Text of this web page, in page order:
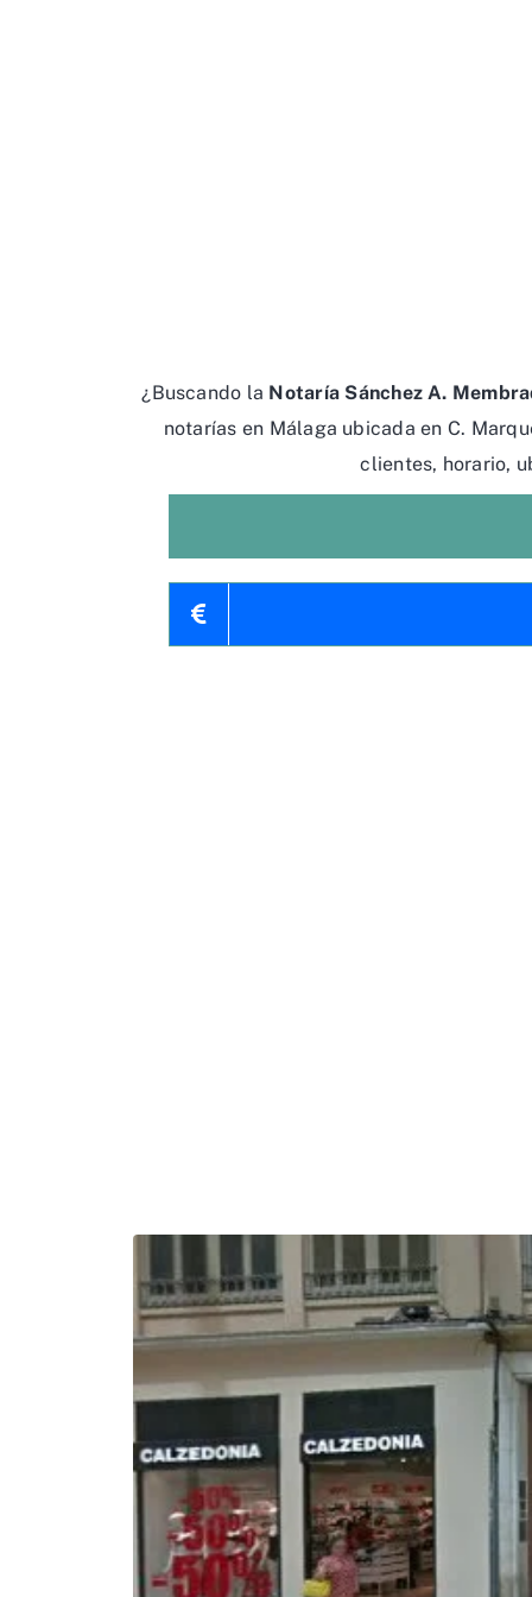
¿Buscando la Notaría Sánchez A.
notarías en Málaga ubicada en C.
clientes, horario,